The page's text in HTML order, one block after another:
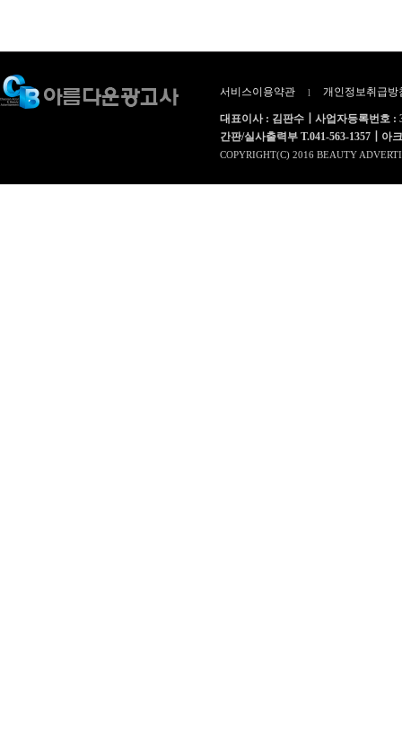
서비스이용약관 l 개인정보취급방
대표이사 : 김판수┃사업자등록번호 :
간판/실사출력부 T.041-563-1357┃아
COPYRIGHT(C) 2016 BEAUTY